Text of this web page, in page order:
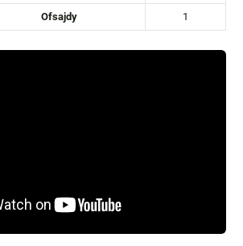
Ofsajdy 1